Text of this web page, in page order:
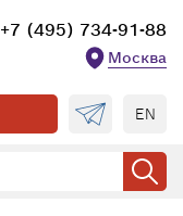
+7 (495) 734-91-88
Москва
EN